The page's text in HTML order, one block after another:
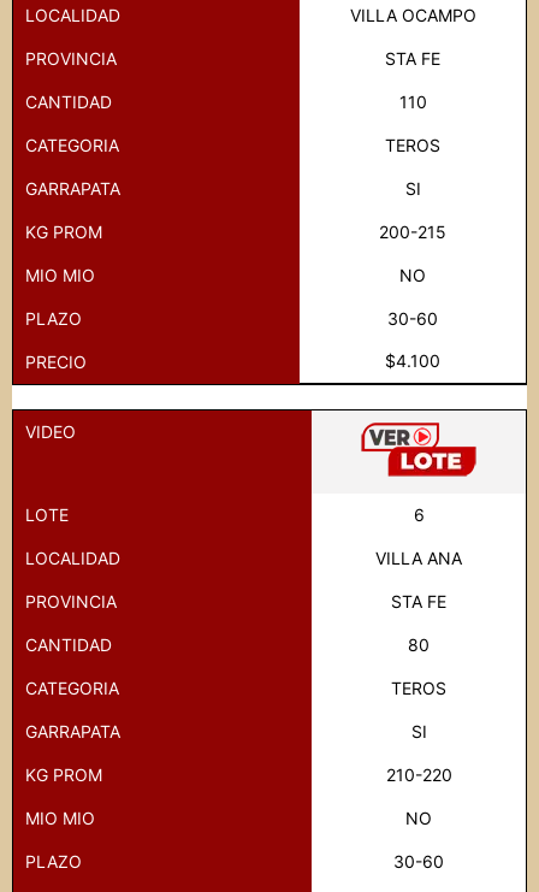
LOCALIDAD VILLA OCAMPO
PROVINCIA STA FE
CANTIDAD 110
CATEGORIA TEROS
GARRAPATA SI
KG PROM 200-215
MIO MIO NO
PLAZO 30-60
PRECIO $4.100
VIDEO
LOTE 6
LOCALIDAD VILLA ANA
PROVINCIA STA FE
CANTIDAD 80
CATEGORIA TEROS
GARRAPATA SI
KG PROM 210-220
MIO MIO NO
PLAZO 30-60